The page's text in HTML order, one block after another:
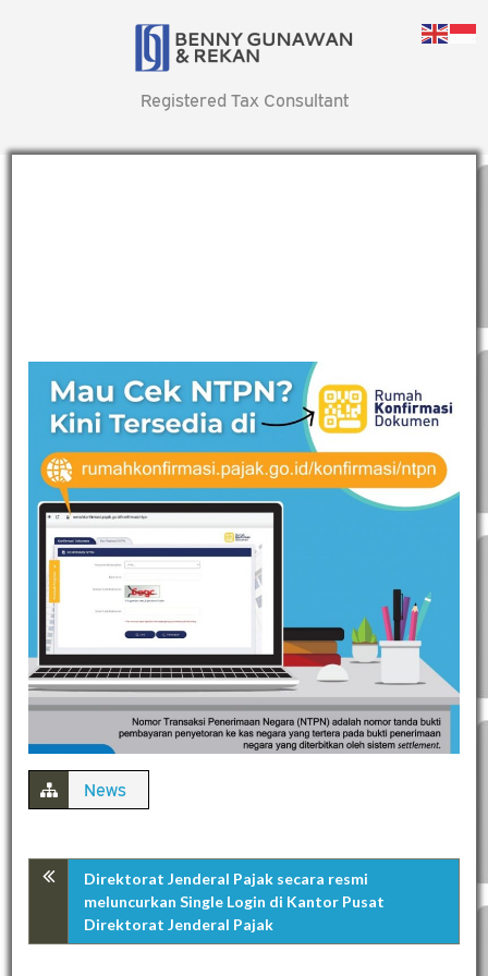
Registered Tax Consultant
News
Direktorat Jenderal Pajak secara resmi
meluncurkan Single Login di Kantor Pusat
Direktorat Jenderal Pajak